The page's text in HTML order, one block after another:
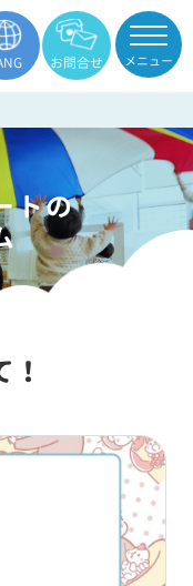
お問合せ メニュー
トの